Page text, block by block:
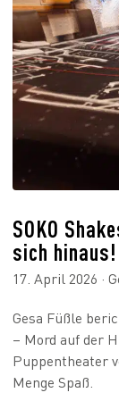
SOKO
sich hinaus!
17. April 2026 ·
Gesa Füßle
– Mord auf der
Puppentheater
Menge Spaß.